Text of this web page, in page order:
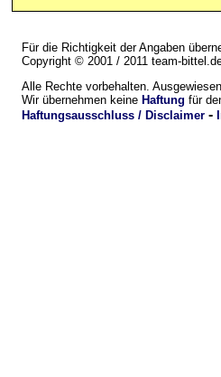
Für die Richtigkeit der Angaben
Copyright © 2001 / 2011 team-
Alle Rechte vorbehalten.
Wir übernehmen keine Haftung für
Haftungsausschluss / Disclaimer -